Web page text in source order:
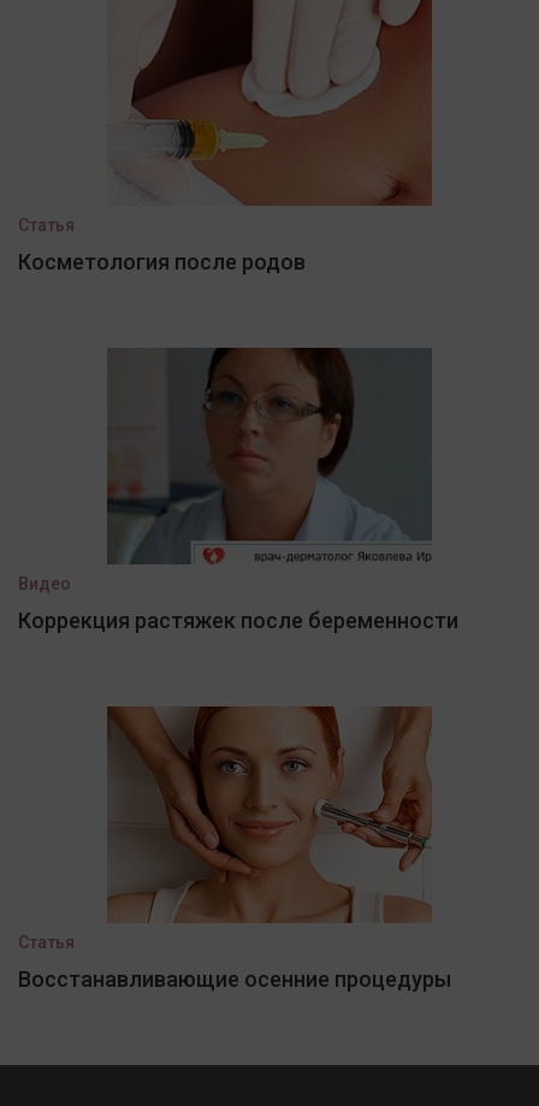
Статья
Косметология после родов
Видео
Коррекция растяжек после беременности
Статья
Восстанавливающие осенние процедуры